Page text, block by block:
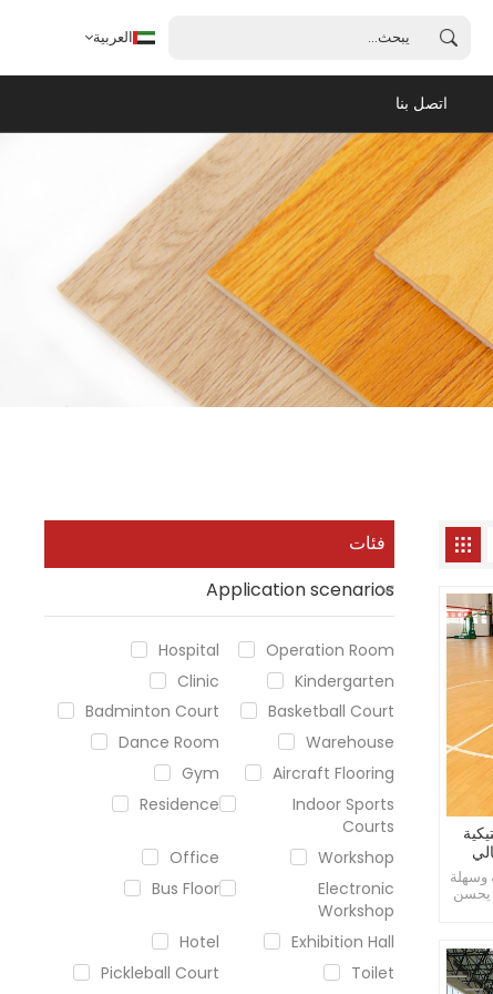
العربية
العربية
français
español
português
اتصل بنا
فئات
Application scenarios
Hospital
Operation Room
Clinic
Kindergarten
Badminton Court
Basketball Court
Dance Room
Warehouse
Gym
Aircraft Flooring
Residence
Indoor Sports
Courts
Office
Workshop
Bus Floor
Electronic
Workshop
Hotel
Exhibition Hall
Pickleball Court
Toilet
وسهلة
يحسن